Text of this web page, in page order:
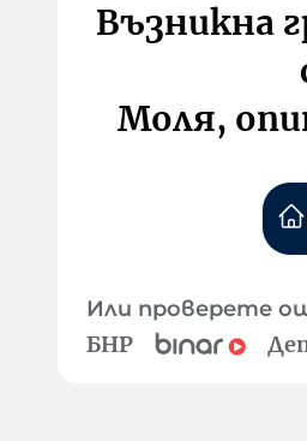
Възникна
Моля,
Или проверете
БНР